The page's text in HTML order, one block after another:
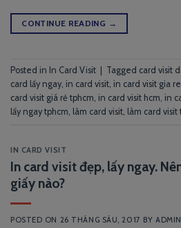
CONTINUE READING →
Posted in In Card Visit Tagged card visit
card lấy ngay, in card visit, in card visit gia re
card visit giá rẻ tphcm, in card visit hcm, in
lấy ngay tphcm, làm card visit, làm card visit
IN CARD VISIT
In card visit đẹp, lấy ngay.
giấy nào?
POSTED ON 26 THÁNG SÁU, 2017 BY ADMIN